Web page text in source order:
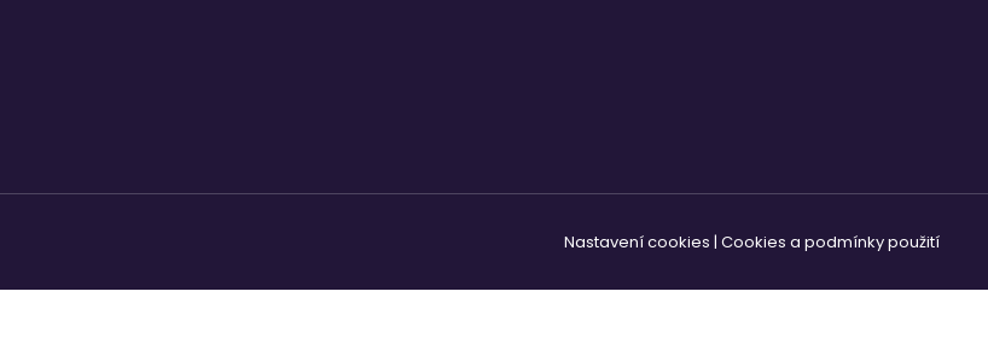
Nastavení cookies | Cookies a podmínky použití